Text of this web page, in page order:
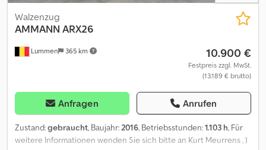
Lummen 365 km
Walzenzug
AMMANN ARX26
10.900 €
Festpreis zzgl. MwSt.
(13.189 € brutto)
Anfragen Anrufen
Zustand:gebraucht, Baujahr:2016, Betriebsstunden:1.103 h, Für
weitere Informationen wenden Sie sich bitte an Kurt Meurrens , )